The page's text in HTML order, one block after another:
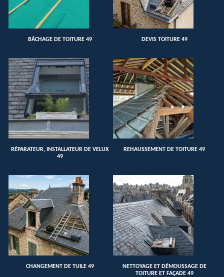
BÂCHAGE DE TOITURE 49 DEVIS TOITURE 49
RÉPARATEUR, INSTALLATEUR DE VELUX
49
REHAUSSEMENT DE TOITURE 49
CHANGEMENT DE TUILE 49
NETTOYAGE ET DÉMOUSSAGE DE
TOITURE ET FAÇADE 49